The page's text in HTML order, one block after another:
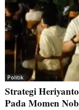
Politik
Strategi
Pada Momen